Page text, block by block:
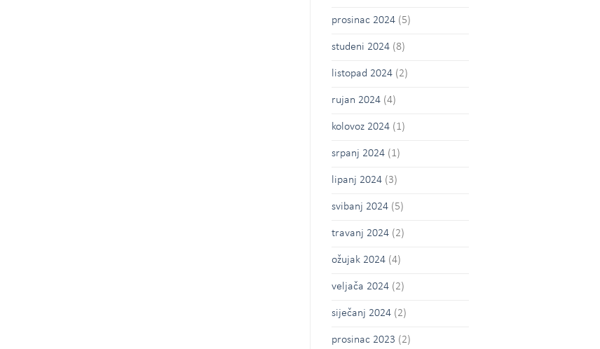
prosinac 2024(5)
studeni 2024(8)
listopad 2024(2)
rujan 2024(4)
kolovoz 2024(1)
srpanj 2024(1)
lipanj 2024(3)
svibanj 2024(5)
travanj 2024(2)
ožujak 2024(4)
veljača 2024(2)
siječanj 2024(2)
prosinac 2023 (2)